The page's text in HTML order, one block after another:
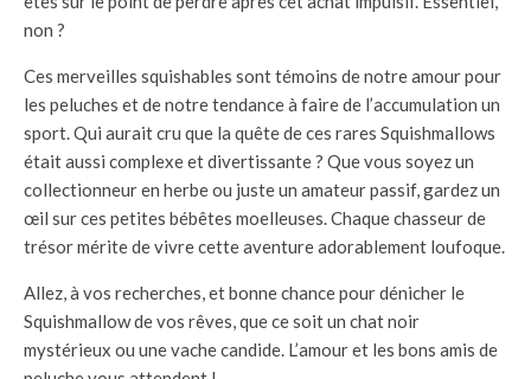
non ?
Ces merveilles squishables sont témoins de notre amour pour
les peluches et de notre tendance à faire de l’accumulation un
sport. Qui aurait cru que la quête de ces rares Squishmallows
était aussi complexe et divertissante ? Que vous soyez un
collectionneur en herbe ou juste un amateur passif, gardez un
œil sur ces petites bébêtes moelleuses. Chaque chasseur de
trésor mérite de vivre cette aventure adorablement loufoque.
Allez, à vos recherches, et bonne chance pour dénicher le
Squishmallow de vos rêves, que ce soit un chat noir
mystérieux ou une vache candide. L’amour et les bons amis de